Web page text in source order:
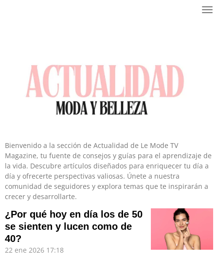
Bienvenido a la sección de Actualidad de Le Mode TV
Magazine, tu fuente de consejos y guías para el aprendizaje de
la vida. Descubre artículos diseñados para enriquecer tu día a
día y ofrecerte perspectivas valiosas. Únete a nuestra
comunidad de seguidores y explora temas que te inspirarán a
crecer y desarrollarte.
¿Por qué hoy en día los de 50
se sienten y lucen como de
40?
22 ene 2026 17:18